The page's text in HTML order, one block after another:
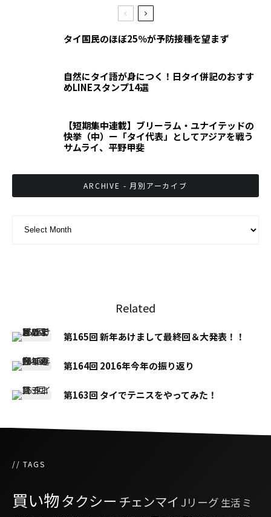
タイ国民のほぼ25％が予防接種を望まず
自然にタイ語が身につく！日タイ併記のおすす
めLINEスタンプ14選
【短期集中連載】ブリーラム・ユナイテッドの
快挙（中）ー「タイ代表」としてアジアを戦う
サムライ、平野甲斐
ARCHIVE - 月別アーカイブ
Related
第165回 新年あけまして最終回＆大発表！！
第164回 2016年今年の振り返り
第163回 タイでテニスをやってみた！
// TAGS
買い物タクシー チェンマイ Jリーグ 生活 ミ